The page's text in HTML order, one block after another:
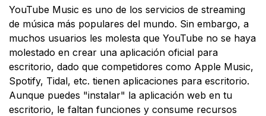
YouTube Music es uno de los servicios de streaming
de música más populares del mundo. Sin embargo, a
muchos usuarios les molesta que YouTube no se haya
molestado en crear una aplicación oficial para
escritorio, dado que competidores como Apple Music,
Spotify, Tidal, etc. tienen aplicaciones para escritorio.
Aunque puedes "instalar" la aplicación web en tu
escritorio, le faltan funciones y consume recursos